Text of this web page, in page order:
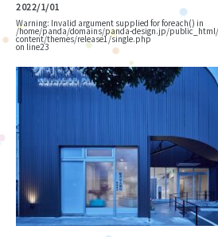
2022/1/01
Warning: Invalid argument supplied for foreach() in
/home/panda/domains/panda-design.jp/
content/themes/release1/single.php
on line23